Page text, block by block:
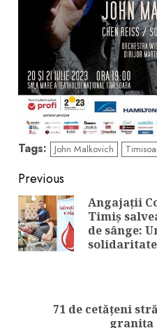
Tags: John Malkovich
Continue
Reading
Previous
Angajații
Timiș
de sânge:
71 de cetăţeni
graniţa